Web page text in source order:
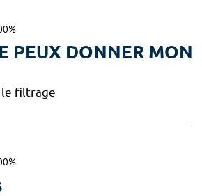
PEUX DONNER MON
le filtrage